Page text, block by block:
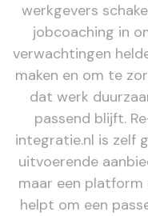
werkgevers
jobcoaching in
verwachtingen
maken en om te
dat werk
passend blijft.
integratie.nl is zelf
uitvoerende
maar een platform
helpt om een